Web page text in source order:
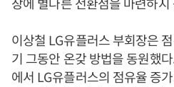
이상철 LG유플러스 부회장은
기 그동안 온갖 방법을 동원했
에서 LG유플러스의 점유율 증